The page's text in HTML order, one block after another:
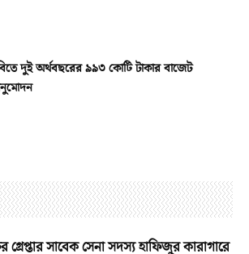
দুই অর্থবছরের ৯৯৩ কোটি টাকার বাজেট
গ্রেপ্তার সাবেক সেনা সদস্য হাফিজুর কারাগারে